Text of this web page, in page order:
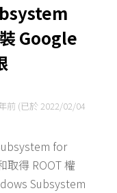
Google
前 (已於 2022/02/04
for
取得 ROOT 權
Subsystem